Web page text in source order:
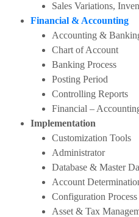
Sales Variations,
Financial & Accounting
Accounting &
Chart of Account
Banking Process
Posting Period
Controlling Reports
Financial –
Implementation
Customization Tools
Administrator
Database & Master
Account
Configuration Process
Asset & Tax